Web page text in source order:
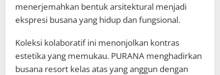
menerjemahkan bentuk arsitektural menjadi
ekspresi busana yang hidup dan fungsional.
Koleksi kolaboratif ini menonjolkan kontras
estetika yang memukau. PURANA menghadirkan
busana resort kelas atas yang anggun dengan